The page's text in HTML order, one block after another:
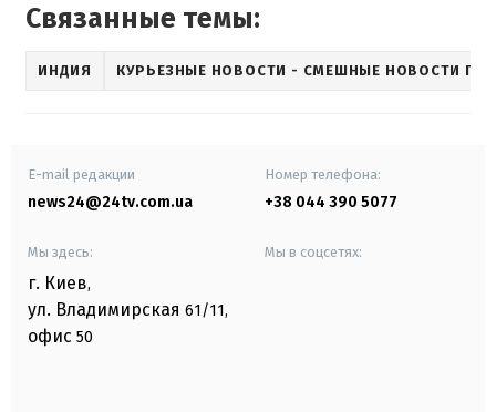
Связанные темы:
ИНДИЯ КУРЬЕЗНЫЕ НОВОСТИ - СМЕШНЫЕ НОВОСТИ
E-mail редакции
news24@24tv.com.ua
Номер телефона:
+38 044 390 5077
Мы здесь:
г. Киев,
ул. Владимирская 61/11,
офис 50
Мы в соцсетях: